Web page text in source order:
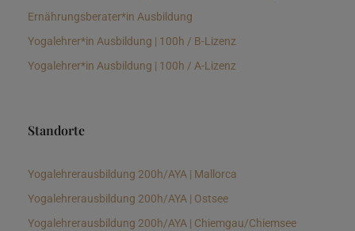
Ernährungsberater*in Ausbildung
Yogalehrer*in Ausbildung | 100h / B-Lizenz
Yogalehrer*in Ausbildung | 100h / A-Lizenz
Standorte
Yogalehrerausbildung 200h/AYA | Mallorca
Yogalehrerausbildung 200h/AYA | Ostsee
Yogalehrerausbildung 200h/AYA | Chiemgau/Chiemsee